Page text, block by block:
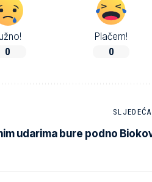
0
Plačem!
0
udarima bure podno